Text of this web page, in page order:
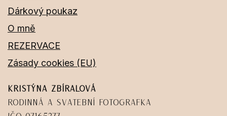
Dárkový poukaz
O mně
REZERVACE
Zásady cookies (EU)
Kristýna Zbíralová
Rodinná a svatební fotografka